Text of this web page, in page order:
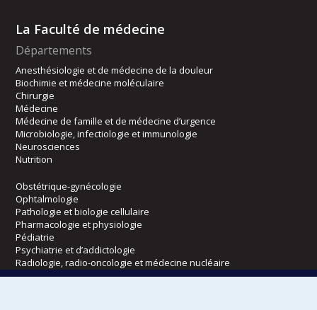
La Faculté de médecine
Départements
Anesthésiologie et de médecine de la douleur
Biochimie et médecine moléculaire
Chirurgie
Médecine
Médecine de famille et de médecine d’urgence
Microbiologie, infectiologie et immunologie
Neurosciences
Nutrition
Obstétrique-gynécologie
Ophtalmologie
Pathologie et biologie cellulaire
Pharmacologie et physiologie
Pédiatrie
Psychiatrie et d’addictologie
Radiologie, radio-oncologie et médecine nucléaire